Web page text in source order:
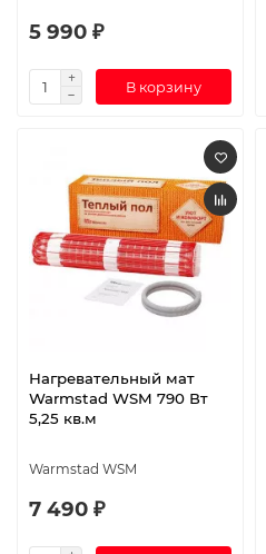
5 990 ₽
В корзину
Нагревательный мат
Warmstad WSM 790 Вт
5,25 кв.м
Warmstad WSM
7 490 ₽